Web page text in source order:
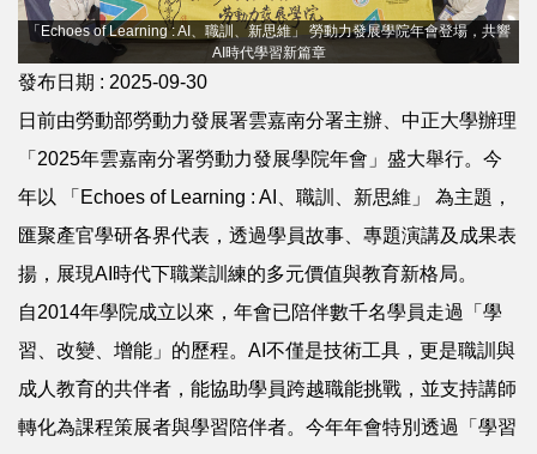
: AI、職訓、新思維」 勞動力發展學院年會登場，共響
AI時代學習新篇章
「Echoes of
發布日期 : 2025-09-30
日前由勞動部勞動力發展署雲嘉南分署主辦、中正大學辦理
「2025年雲嘉南分署勞動力發展學院年會」盛大舉行。今
年以 「Echoes of Learning : AI、職訓、新思維」 為主題，
匯聚產官學研各界代表，透過學員故事、專題演講及成果表
揚，展現AI時代下職業訓練的多元價值與教育新格局。
自2014年學院成立以來，年會已陪伴數千名學員走過「學
習、改變、增能」的歷程。AI不僅是技術工具，更是職訓與
成人教育的共伴者，能協助學員跨越職能挑戰，並支持講師
轉化為課程策展者與學習陪伴者。今年年會特別透過「學習